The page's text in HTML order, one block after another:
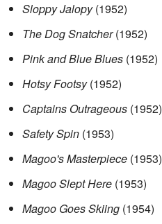
Sloppy Jalopy(1952)
The Dog Snatcher(1952)
Pink and Blue Blues (1952)
Hotsy Footsy(1952)
Captains Outrageous (1952)
Safety Spin (1953)
Magoo's Masterpiece (1953)
Magoo Slept Here (1953)
Magoo Goes Skiing (1954)